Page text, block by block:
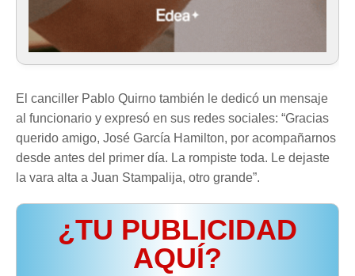
El canciller Pablo Quirno también le dedicó un mensaje
al funcionario y expresó en sus redes sociales: “Gracias
querido amigo, José García Hamilton, por acompañarnos
desde antes del primer día. La rompiste toda. Le dejaste
la vara alta a Juan Stampalija, otro grande”.
¿TU PUBLICIDAD
AQUÍ?